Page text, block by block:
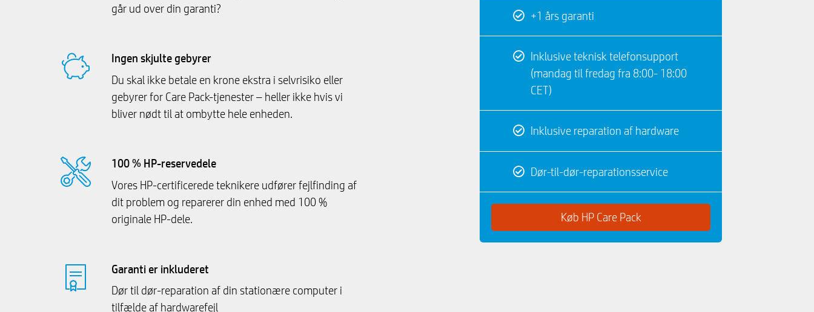
går ud over din garanti?
Ingen skjulte gebyrer
Du skal ikke betale en krone ekstra i selvrisiko eller
gebyrer for Care Pack-tjenester – heller ikke hvis vi
bliver nødt til at ombytte hele enheden.
100 % HP-reservedele
Vores HP-certificerede teknikere udfører fejlfinding af
dit problem og reparerer din enhed med 100 %
originale HP-dele.
Garanti er inkluderet
Dør til dør-reparation af din stationære computer i
tilfælde af hardwarefejl
+1 års garanti
Inklusive teknisk telefonsupport
(mandag til fredag ​​fra 8:00- 18:00
CET)
Inklusive reparation af hardware
Dør-til-dør-reparationsservice
Køb HP Care Pack